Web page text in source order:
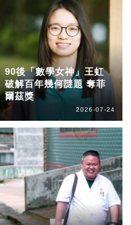
90後「數學女神」王虹
破解百年幾何謎題 奪菲
爾茲獎
2026-07-24